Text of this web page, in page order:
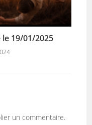
19/01/2025
un commentaire.